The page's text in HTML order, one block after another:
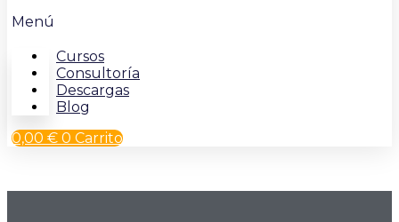
Menú
Cursos
Consultoría
Descargas
Blog
0,00 € 0 Carrito